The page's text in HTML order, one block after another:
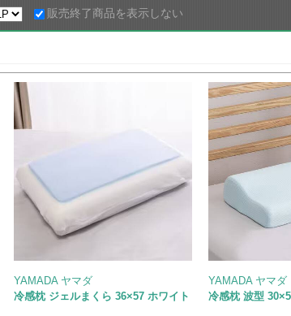
販売終了商品を表示しない
YAMADA ヤマダ
冷感枕 ジェルまくら 36×57 ホワイト
YAMADA ヤマダ
冷感枕 波型